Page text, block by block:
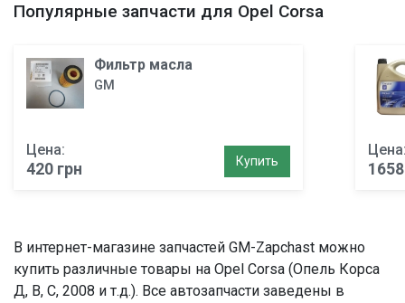
Популярные запчасти для Opel Corsa
Фильтр маслa
GM
Цена:
420 грн Купить
В интернет-магазине запчастей GM-Zapchast можно
купить различные товары на Opel Corsa (Опель Корса
Д, B, С, 2008 и т.д.). Все автозапчасти заведены в